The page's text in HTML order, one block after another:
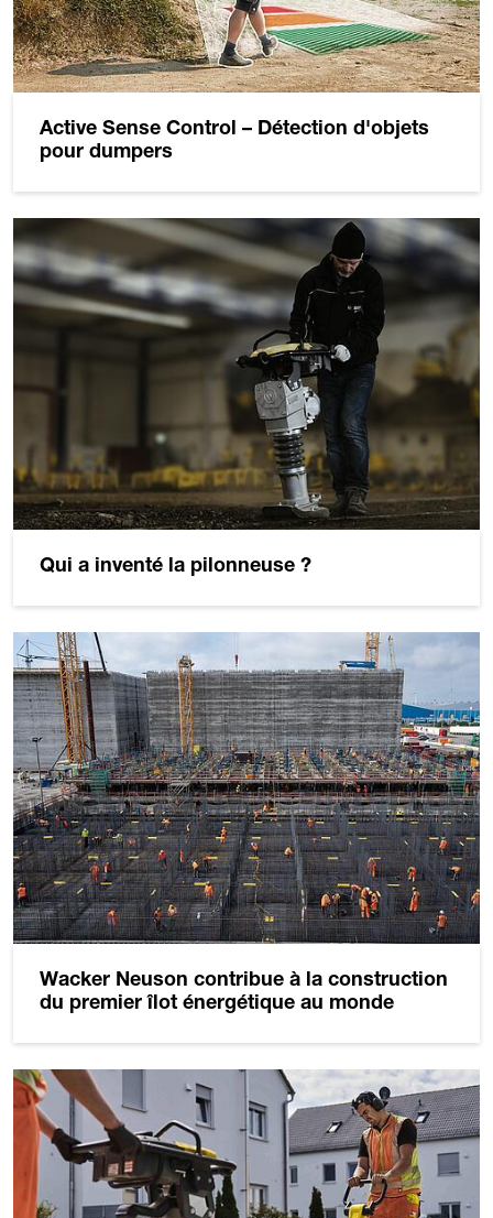
Active Sense Control – Détection d'objets
pour dumpers
Qui a inventé la pilonneuse ?
Wacker Neuson contribue à la construction
du premier îlot énergétique au monde